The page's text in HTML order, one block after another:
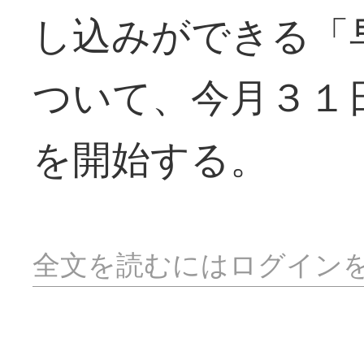
し込みができる
ついて、今月３
を開始する。
全文を読むにはログイン